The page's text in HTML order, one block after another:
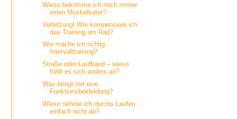
Wieso bekomme ich noch immer
einen Muskelkater?
Verletzung! Wie kompensiere ich
das Training am Rad?
Wie mache ich richtig
Intervalltraining?
Straße oder Laufband – wieso
fühlt es sich anders an?
Was bringt mir eine
Funktionsbekleidung?
Wieso nehme ich durchs Laufen
einfach nicht ab?